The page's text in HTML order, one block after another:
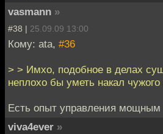
vasmann »
#38 | 25.09.09 13:00
Кому: ata, #36
> > Имхо, подобное в делах
неплохо бы уметь накал
Есть опыт управления мощным
viva4ever »